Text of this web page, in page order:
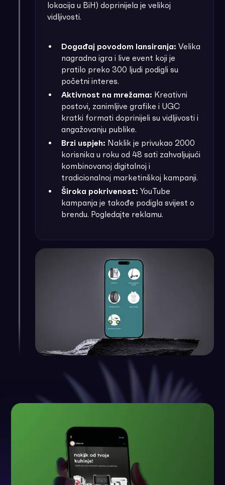
lokacija u BiH) doprinijela je velikoj
vidljivosti.
Događaj povodom lansiranja: Velika
nagradna igra i live event koji je
pratilo preko 300 ljudi podigli su
početni interes.
Aktivnost na mrežama: Kreativni
postovi, zanimljive grafike i UGC
kratki formati doprinijeli su vidljivosti i
angažovanju publike.
Brzi uspjeh: Naklik je privukao 2000
korisnika u roku od 48 sati zahvaljujući
kombinovanoj digitalnoj i
tradicionalnoj marketinškoj kampanji.
Široka pokrivenost: YouTube
kampanja je takođe podigla svijest o
brendu. Pogledajte reklamu.